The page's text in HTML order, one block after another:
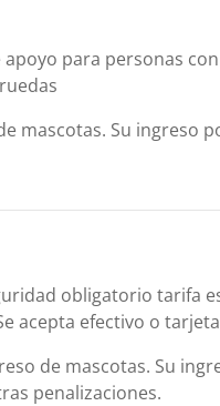
apoyo para personas
mascotas. Su ingreso
obligatorio tarifa
acepta efectivo o
de mascotas. Su
penalizaciones.